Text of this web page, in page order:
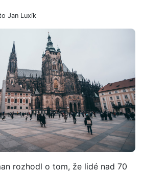
Jan Luxík
rozhodl o tom, že lidé nad 70